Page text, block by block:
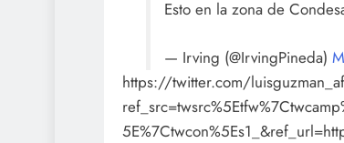
Esto en la zona de
— Irving (@IrvingPineda)
https://twitter.com/